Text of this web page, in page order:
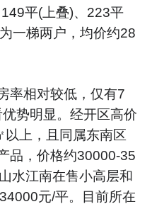
平(上叠)、223平
一梯两户，均价约28
率相对较低，仅有7
势明显。经开区高价
以上，且同属东南区
品，价格约30000-35
水江南在售小高层和
元/平。目前所在